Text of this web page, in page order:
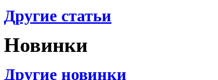
Другие статьи
Новинки
Другие новинки